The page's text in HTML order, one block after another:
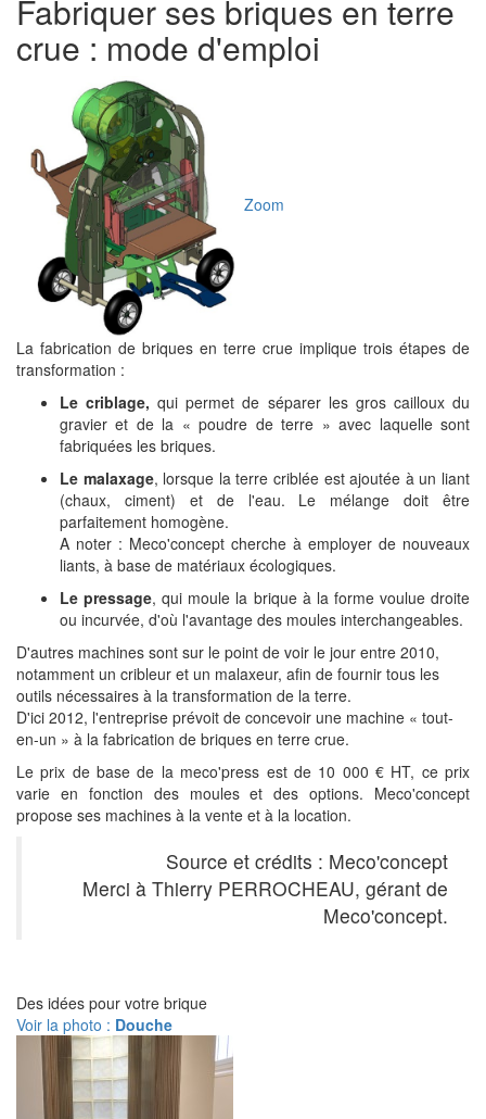
Fabriquer ses briques en terre
crue : mode d'emploi
Zoom
La fabrication de briques en terre crue implique trois étapes de
transformation :
Le criblage, qui permet de séparer les gros cailloux du
gravier et de la « poudre de terre » avec laquelle sont
fabriquées les briques.
Le malaxage, lorsque la terre criblée est ajoutée à un liant
(chaux, ciment) et de l'eau. Le mélange doit être
parfaitement homogène.
A noter : Meco'concept cherche à employer de nouveaux
liants, à base de matériaux écologiques.
Le pressage, qui moule la brique à la forme voulue droite
ou incurvée, d'où l'avantage des moules interchangeables.
D'autres machines sont sur le point de voir le jour entre 2010,
notamment un cribleur et un malaxeur, afin de fournir tous les
outils nécessaires à la transformation de la terre.
D'ici 2012, l'entreprise prévoit de concevoir une machine « tout-
en-un » à la fabrication de briques en terre crue.
Le prix de base de la meco'press est de 10 000 € HT, ce prix
varie en fonction des moules et des options. Meco'concept
propose ses machines à la vente et à la location.
Source et crédits : Meco'concept
Merci à Thierry PERROCHEAU, gérant de
Meco'concept.
Des idées pour votre brique
Voir la photo : Douche